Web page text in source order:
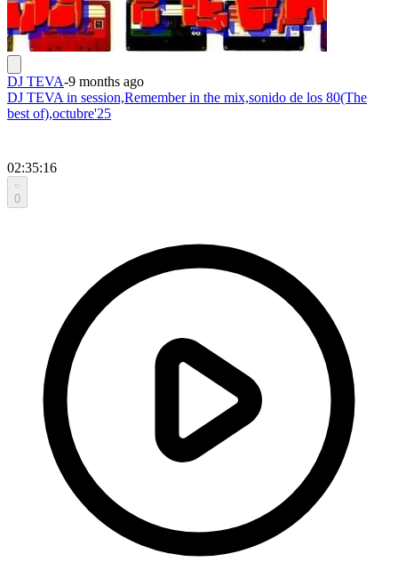
DJ TEVA-9 months ago
DJ TEVA in session,Remember in the mix,sonido de los 80(The
best of),octubre'25
02:35:16
0